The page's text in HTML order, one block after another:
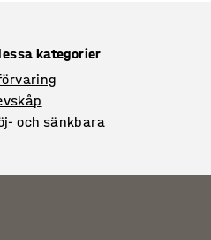
kategorier
och sänkbara